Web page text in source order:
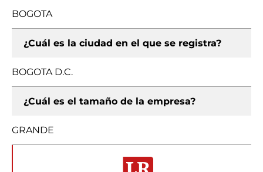
BOGOTA
¿Cuál es la ciudad en el que se registra?
BOGOTA D.C.
¿Cuál es el tamaño de la empresa?
GRANDE